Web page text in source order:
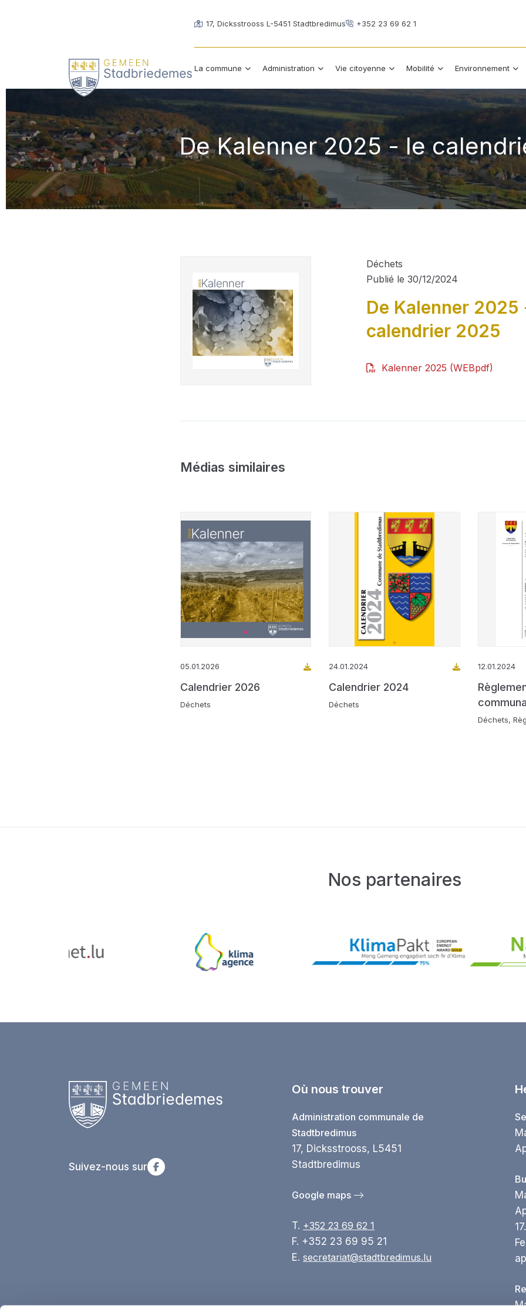
17, Dicksstrooss L-5451 Stadtbredimus +352 23 69 62 1
La commune Administration Vie citoyenne Mobilité Environnement
De Kalenner 2025 - le
Déchets
Publié le 30/12/2024
De Kalenner 2025
calendrier 2025
Kalenner 2025 (WEBpdf)
Médias similaires
05.01.2026
Calendrier 2026
Déchets
24.01.2024
Calendrier 2024
Déchets
12.01.2024
déchets
Déchets,
Nos partenaires
Suivez-nous sur
Où nous trouver
Administration communale de
Stadtbredimus
17, Dicksstrooss, L5451
Stadtbredimus
Google maps
T. +352 23 69 62 1
F. +352 23 69 95 21
E. secretariat@stadtbredimus.lu